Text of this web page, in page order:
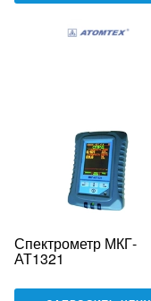
Спектрометр МКГ-
АТ1321